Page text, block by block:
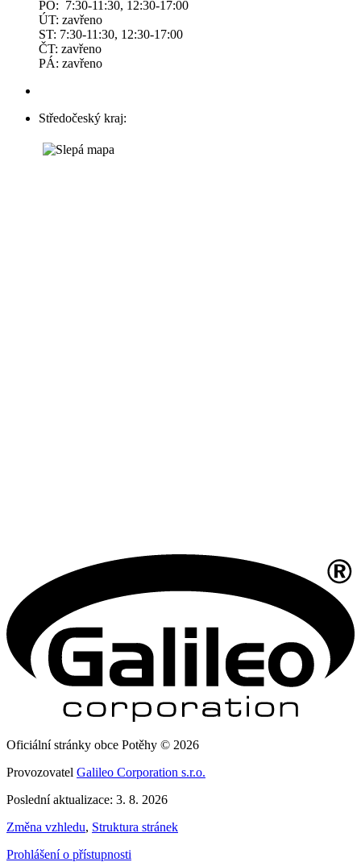
PO: 7:30-11:30, 12:30-17:00
ÚT: zavřeno
ST: 7:30-11:30, 12:30-17:00
ČT: zavřeno
PÁ: zavřeno
Středočeský kraj:
Oficiální stránky obce Potěhy © 2026
Provozovatel Galileo Corporation s.r.o.
Poslední aktualizace: 3. 8. 2026
Změna vzhledu, Struktura stránek
Prohlášení o přístupnosti